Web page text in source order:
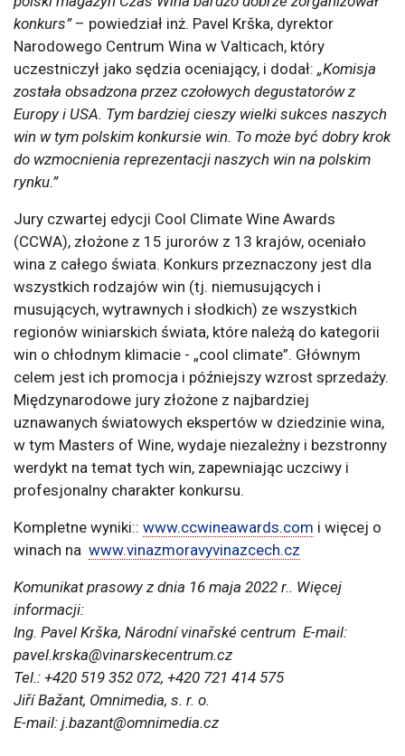
konkurs” – powiedział inż. Pavel Krška, dyrektor
Narodowego Centrum Wina w Valticach, który
uczestniczył jako sędzia oceniający, i dodał: „Komisja
została obsadzona przez czołowych degustatorów z
Europy i USA. Tym bardziej cieszy wielki sukces naszych
win w tym polskim konkursie win. To może być dobry krok
do wzmocnienia reprezentacji naszych win na polskim
rynku.”
Jury czwartej edycji Cool Climate Wine Awards
(CCWA), złożone z 15 jurorów z 13 krajów, oceniało
wina z całego świata. Konkurs przeznaczony jest dla
wszystkich rodzajów win (tj. niemusujących i
musujących, wytrawnych i słodkich) ze wszystkich
regionów winiarskich świata, które należą do kategorii
win o chłodnym klimacie - „cool climate”. Głównym
celem jest ich promocja i późniejszy wzrost sprzedaży.
Międzynarodowe jury złożone z najbardziej
uznawanych światowych ekspertów w dziedzinie wina,
w tym Masters of Wine, wydaje niezależny i bezstronny
werdykt na temat tych win, zapewniając uczciwy i
profesjonalny charakter konkursu.
Kompletne wyniki:: www.ccwineawards.com i więcej o
winach na www.vinazmoravyvinazcech.cz
Komunikat prasowy z dnia 16 maja 2022 r.. Więcej
informacji:
Ing. Pavel Krška, Národní vinařské centrum E-mail:
pavel.krska@vinarskecentrum.cz
Tel.: +420 519 352 072, +420 721 414 575
Jiří Bažant, Omnimedia, s. r. o.
E-mail: j.bazant@omnimedia.cz